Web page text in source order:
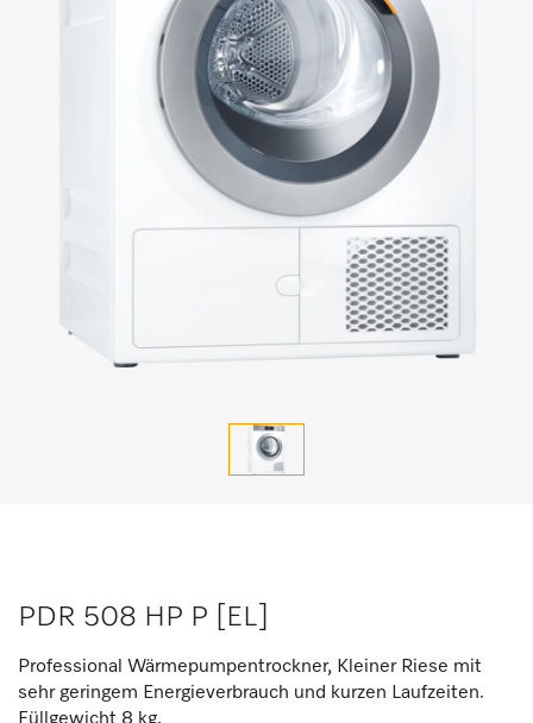
PDR 508 HP P [EL]
Professional Wärmepumpentrockner, Kleiner Riese mit
sehr geringem Energieverbrauch und kurzen Laufzeiten.